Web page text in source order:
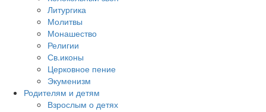
Литургика
Молитвы
Монашество
Религии
Св.иконы
Церковное пение
Экуменизм
Родителям и детям
Взрослым о детях